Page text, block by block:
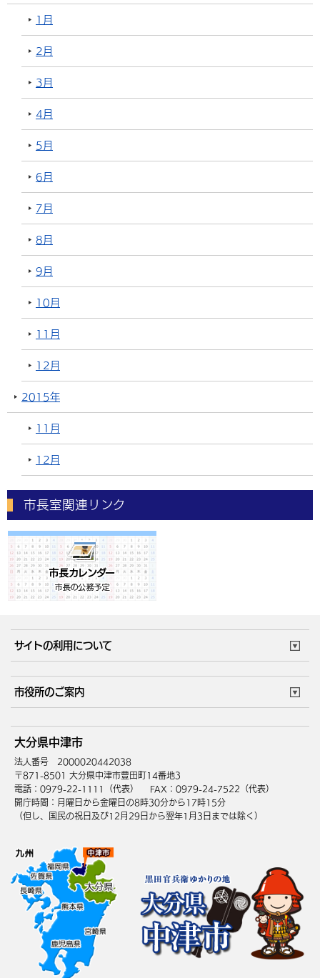
1月
2月
3月
4月
5月
6月
7月
8月
9月
10月
11月
12月
2015年
11月
12月
市長室関連リンク
サイトの利用について
サイトマップ
市役所のご案内
庁舎地図 組織案内
中津市へのアクセス
大分県中津市
法人番号 2000020442038
〒871-8501 大分県中津市豊田町14番地3
電話：0979-22-1111（代表）
FAX：0979-24-7522（代表）
開庁時間：月曜日から金曜日の8時30分から17時15分
（但し、国民の祝日及び12月29日から翌年1月3日までは除く）